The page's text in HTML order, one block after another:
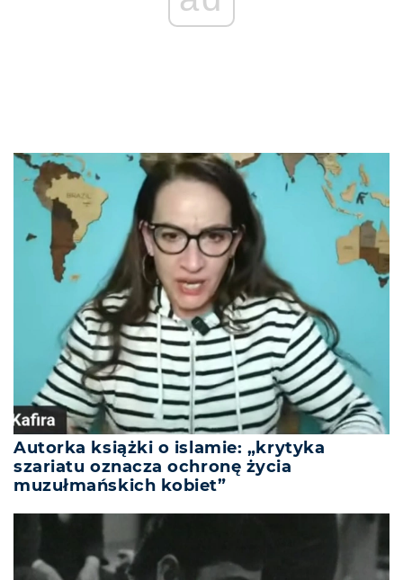
Autorka książki o islamie: „krytyka
szariatu oznacza ochronę życia
muzułmańskich kobiet”